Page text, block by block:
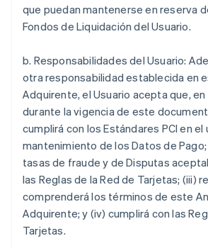
que puedan mantenerse en reserva
Fondos de Liquidación del Usuario.
b. Responsabilidades del Usuario:
otra responsabilidad establecida en
Adquirente, el Usuario acepta que,
durante la vigencia de este
cumplirá con los Estándares PCI en el
mantenimiento de los Datos de
tasas de fraude y de Disputas
las Reglas de la Red de Tarjetas; (iii)
comprenderá los términos de este
Adquirente; y (iv) cumplirá con las
Tarjetas.